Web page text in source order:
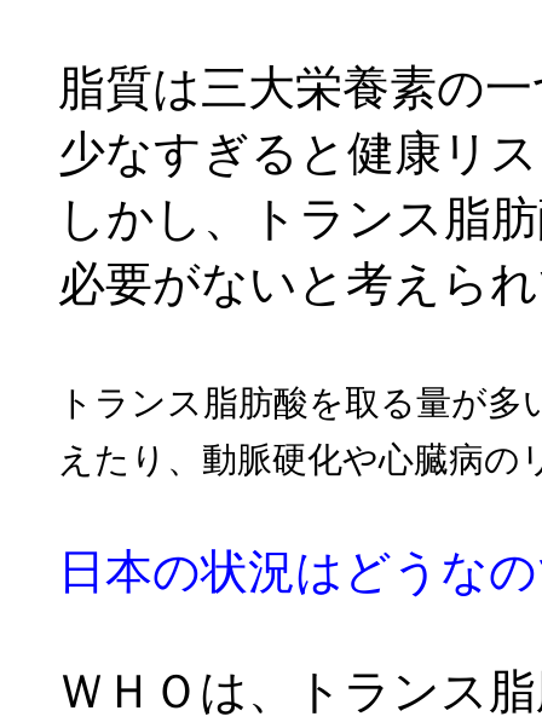
脂質は三大栄養素の
少なすぎると健康リ
しかし、トランス脂
必要がないと考えら
トランス脂肪酸を取る量が
えたり、動脈硬化や心臓病
日本の状況はどうな
ＷＨＯは、トランス